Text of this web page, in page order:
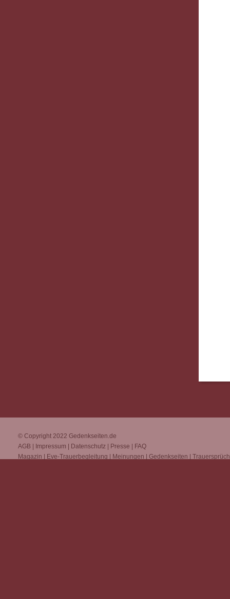
© Copyright 2022 Gedenkseiten.de
AGB
Impressum Datenschutz Presse
FAQ
Magazin
Eve-Trauerbegleitung Meinungen Gedenkseiten